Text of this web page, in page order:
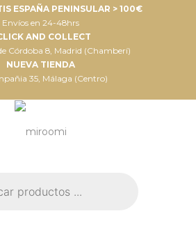
ESPAÑA PENINSULAR > 100€
Envíos en 24-48hrs
AND COLLECT
Córdoba 8, Madrid (Chamberí)
NUEVA TIENDA
35, Málaga (Centro)